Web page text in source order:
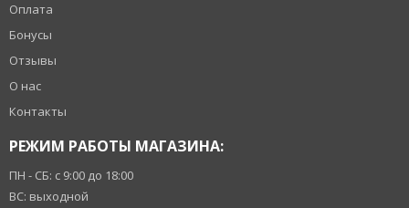
Оплата
Бонусы
Отзывы
О нас
Контакты
РЕЖИМ РАБОТЫ МАГАЗИНА:
ПН - СБ: с 9:00 до 18:00
ВС: выходной